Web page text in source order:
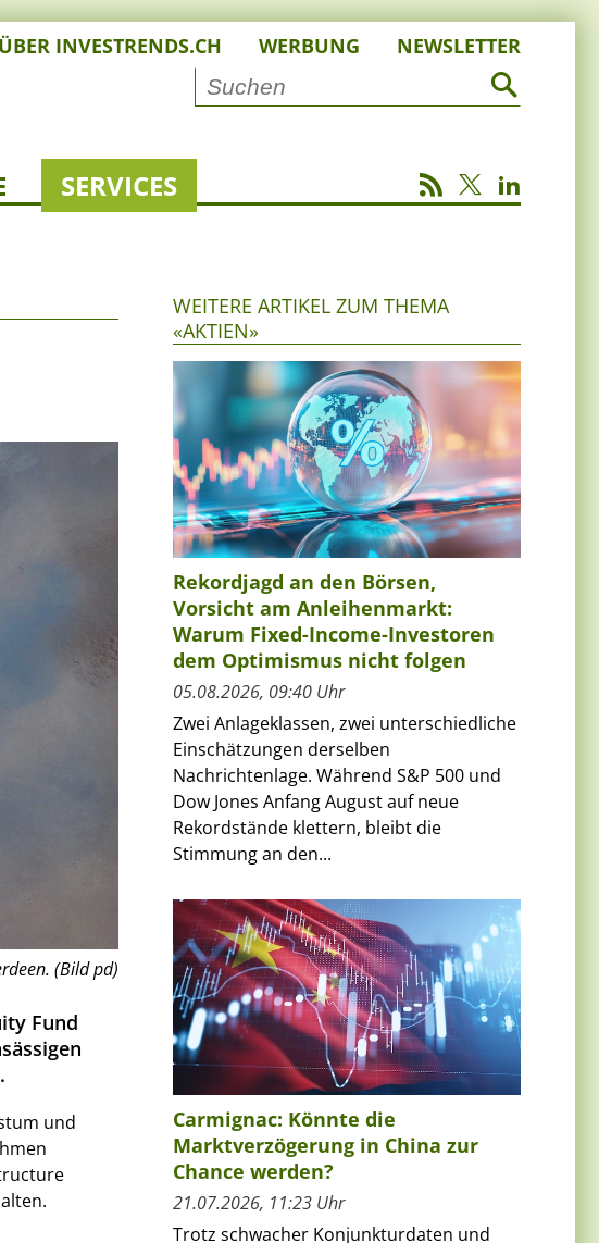
ÜBER INVESTRENDS.CH WERBUNG NEWSLETTER
SERVICES
(Bild pd)
Fund
und
WEITERE ARTIKEL ZUM THEMA
«AKTIEN»
Rekordjagd an den Börsen,
Vorsicht am Anleihenmarkt:
Warum Fixed-Income-Investoren
dem Optimismus nicht folgen
05.08.2026, 09:40 Uhr
Zwei Anlageklassen, zwei unterschiedliche
Einschätzungen derselben
Nachrichtenlage. Während S&P 500 und
Dow Jones Anfang August auf neue
Rekordstände klettern, bleibt die
Stimmung an den...
Carmignac: Könnte die
Marktverzögerung in China zur
Chance werden?
21.07.2026, 11:23 Uhr
Trotz schwacher Konjunkturdaten und